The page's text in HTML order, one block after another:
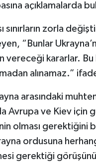
açıklamalarda
sınırların zorla
“Bunlar
vereceği kararlar.
alınamaz.”
arasındaki
Avrupa ve Kiev için
olması gerektiğini
ordusuna
gerektiği görüşünü